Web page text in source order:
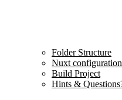
Folder Structure
Nuxt configuration
Build Project
Hints &